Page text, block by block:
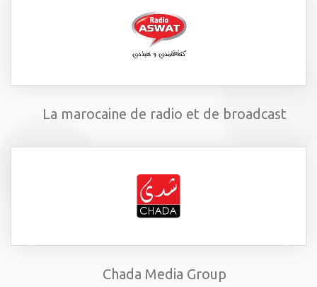
La marocaine de radio et de broadcast
Chada Media Group